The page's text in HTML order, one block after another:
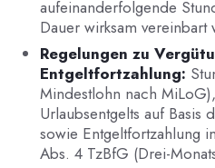
aufeinanderfolgende
Dauer wirksam vereinbart
Regelungen zu
Entgeltfortzahlung:
Mindestlohn nach
Urlaubsentgelts auf Basis
sowie Entgeltfortzahlung
Abs. 4 TzBfG (Drei-